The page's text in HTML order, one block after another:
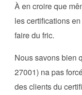
À en croire que
les certifications
faire du fric.
Nous savons bien
27001) na pas
des clients du